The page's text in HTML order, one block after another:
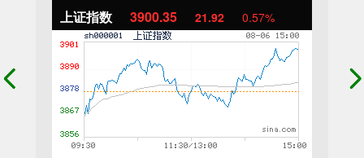
上证指数 3900.35 21.92 0.57%